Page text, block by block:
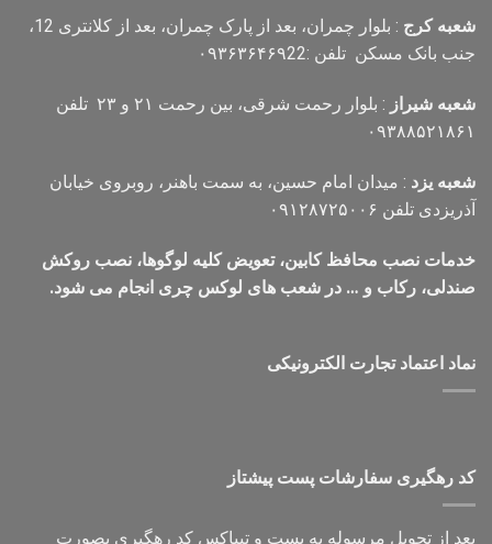
شعبه کرج
: بلوار چمران، بعد از پارک چمران، بعد از کلانتری 12،
جنب بانک مسکن تلفن :۰۹۳۶۳۶۴۶۹22
شعبه شیراز
: بلوار رحمت شرقی، بین رحمت ۲۱ و ۲۳ تلفن
۰۹۳۸۸۵۲۱۸۶۱
شعبه یزد : میدان امام حسین، به سمت باهنر، روبروی خیابان
آذریزدی تلفن ۰۹۱۲۸۷۲۵۰۰۶
خدمات نصب محافظ کابین، تعویض کلیه لوگوها، نصب روکش
صندلی، رکاب و … در شعب های لوکس چری انجام می شود.
نماد اعتماد تجارت الكترونیكی
کد رهگیری سفارشات پست پیشتاز
بعد از تحویل مرسوله به پست و تیپاکس کد رهگیری بصورت